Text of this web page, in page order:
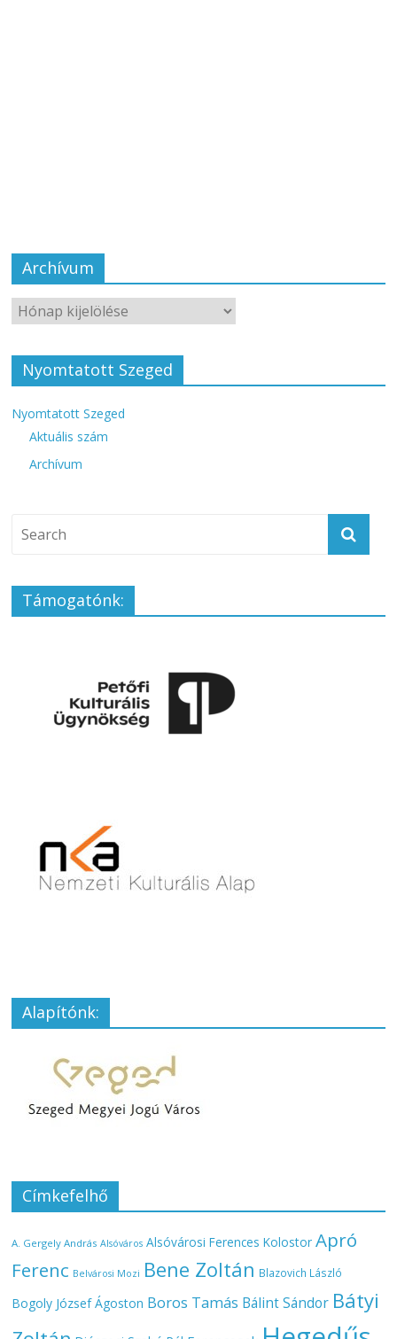
Archívum
Nyomtatott Szeged
Nyomtatott Szeged
Aktuális szám
Archívum
Támogatónk:
Alapítónk:
Címkefelhő
A. Gergely András Alsóváros Alsóvárosi Ferences Kolostor Apró
Ferenc Belvárosi Mozi Bene Zoltán Blazovich László
Bogoly József Ágoston Boros Tamás Bálint Sándor Bátyi